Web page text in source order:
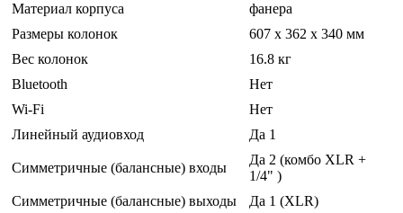
Материал корпуса
фанера
Размеры колонок
607 x 362 x 340 мм
Вес колонок
16.8 кг
Bluetooth
Нет
Wi-Fi
Нет
Линейный аудиовход
Да 1
Симметричные (балансные) входы
Да 2 (комбо XLR +
1/4" )
Симметричные (балансные) выходы
Да 1 (XLR)